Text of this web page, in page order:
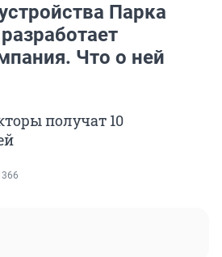
Парка
Что о ней
получат 10